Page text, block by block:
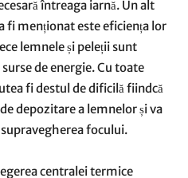
întreaga iarnă. Un alt
fi menționat este eficiența lor
lemnele și peleții sunt
de energie. Cu toate
fi destul de dificilă fiindcă
depozitare a lemnelor și va
focului.
centralei termice